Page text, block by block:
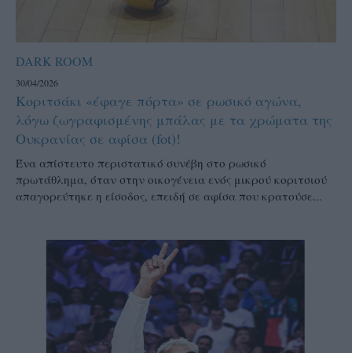
DARK ROOM
30/04/2026
Κοριτσάκι «έφαγε πόρτα» σε ρωσικό αγώνα,
λόγω ζωγραφισμένης μπάλας με τα χρώματα της
Ουκρανίας σε αφίσα (fot)!
Ένα απίστευτο περιστατικό συνέβη στο ρωσικό
πρωτάθλημα, όταν στην οικογένεια ενός μικρού κοριτσιού
απαγορεύτηκε η είσοδος, επειδή σε αφίσα που κρατούσε...